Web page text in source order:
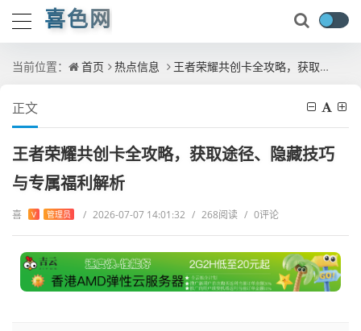
喜色网
当前位置： 首页 热点信息 王者荣耀共创卡全攻略，获取途径、隐藏技巧与专属福利解析
正文
王者荣耀共创卡全攻略，获取途径、隐藏技巧
与专属福利解析
喜 V 管理员 / 2026-07-07 14:01:32 / 268阅读 / 0评论